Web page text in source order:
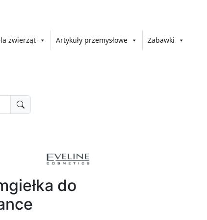
zwierząt Artykuły przemysłowe Zabawki
do